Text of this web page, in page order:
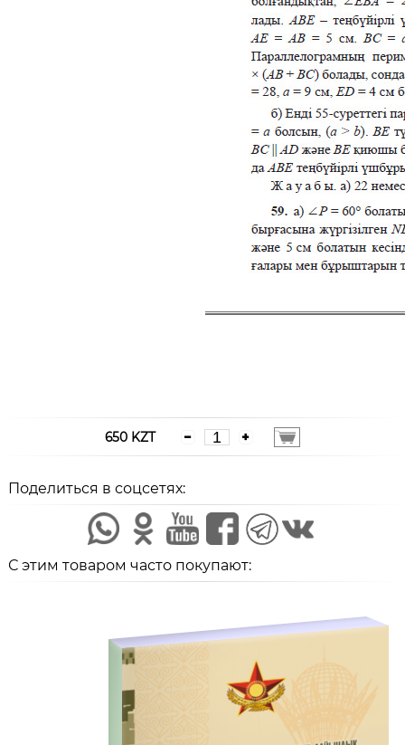
650 KZT
Поделиться в соцсетях:
С этим товаром часто покупают: